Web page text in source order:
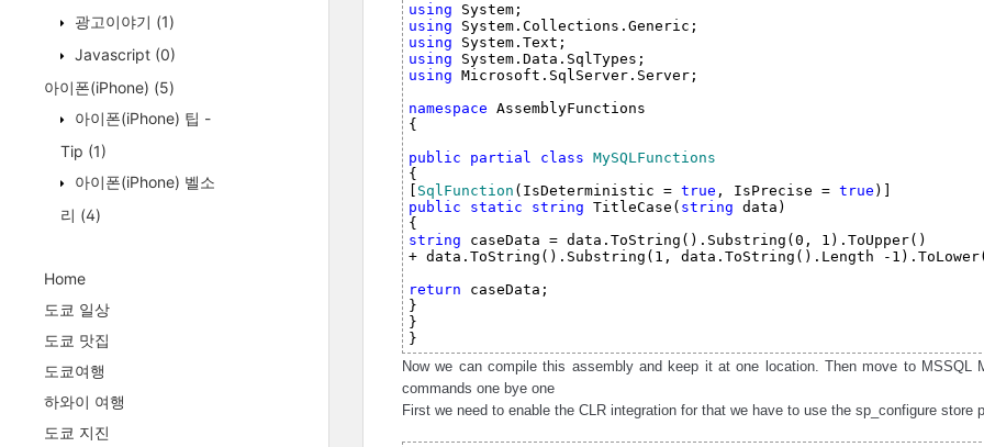
광고이야기 (1)
Javascript (0)
아이폰(iPhone) (5)
아이폰(iPhone) 팁 -
Tip (1)
아이폰(iPhone) 벨소
리 (4)
Home
도쿄 일상
도쿄 맛집
도쿄여행
하와이 여행
도쿄 지진
using System;
using System.Collections.Generic;
using System.Text;
using System.Data.SqlTypes;
using Microsoft.SqlServer.Server;
namespace AssemblyFunctions
{
public partial class MySQLFunctions
{
SqlFunction (IsDeterministic = true , IsPrecise = true )]
public static string TitleCase( string data)
{
string caseData = data.ToString().Substring(0, 1).ToUpper()
+ data.ToString().Substring(1, data.ToString().Length -
return caseData;
}
}
}
Now we can compile this assembly and keep it at one location. Then move to MSSQL
commands one bye one
First we need to enable the CLR integration for that we have to use the sp_configure store